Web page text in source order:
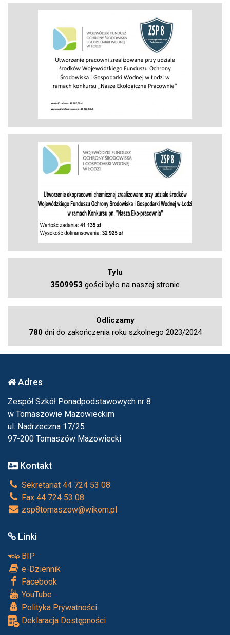
Tylu
3509953 gości było na naszej stronie
Odliczamy
780dni do zakończenia roku szkolnego 2023/2024
Adres
Zespół Szkół Ponadpodstawowych nr 8
w Tomaszowie Mazowieckim
ul. Nadrzeczna 17/25
97-200 Tomaszów Mazowiecki
Kontakt
Sekretariat 44 724 53 08
Fax 44 724 53 08
zsp8tomaszow@wikom.pl
Linki
BIP
e-Dziennik
Facebook
YouTube
Polityka Prywatności
Deklaracja Dostępności